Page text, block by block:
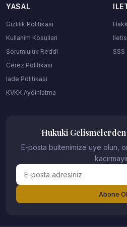
YASAL
Gizlilik Politikasi
Kullanim Kosullari
Sorumluluk Reddi
Cerez Politikasi
Iade Politikasi
KVKK Aydinlatma
SSS
Hukuki
E-posta bultenimize uye olun,
Abone Ol